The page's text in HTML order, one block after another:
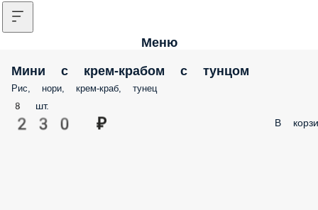
Меню
Мини с крем-крабом с тунцом
Рис, нори, крем-краб, тунец
8 шт.
230 ₽ В